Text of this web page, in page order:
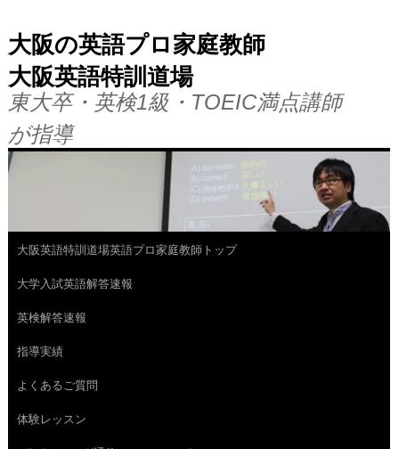
大阪の英語プロ家庭教師
大阪英語特訓道場
東大卒・英検1級・TOEIC満点講師
が指導
コ
ン
テ
ン
ツ
へ
大阪英語特訓道場英語プロ家庭教師トップ
大学入試英語解答速報
英検解答速報
指導実績
よくあるご質問
体験レッスン